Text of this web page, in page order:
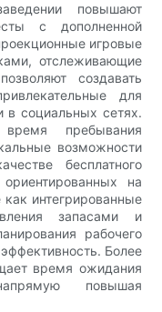
повышают
с дополненной
игровые
отслеживающие
создавать
для
в социальных сетях.
время пребывания
возможности
бесплатного
на
интегрированные
запасами и
рабочего
Более
время ожидания
повышая